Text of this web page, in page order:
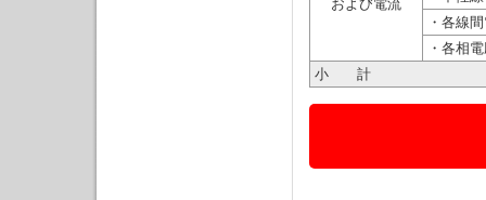
および電流
・各線
・各相
小 計